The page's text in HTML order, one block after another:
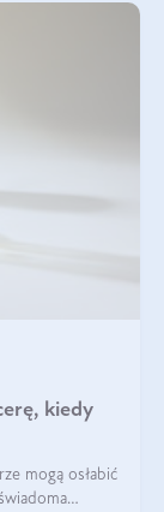
kiedy
mogą osłabić